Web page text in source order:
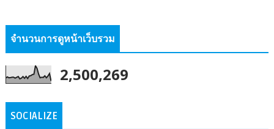
จำนวนการดูหน้าเว็บรวม
2,500,269
SOCIALIZE